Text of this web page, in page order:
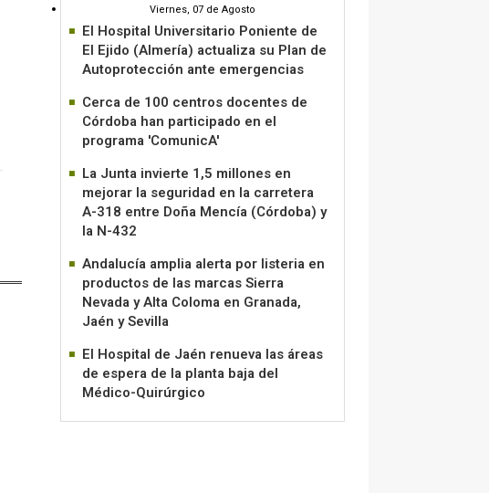
Viernes, 07 de Agosto
El Hospital Universitario Poniente de
El Ejido (Almería) actualiza su Plan de
Autoprotección ante emergencias
Cerca de 100 centros docentes de
Córdoba han participado en el
programa 'ComunicA'
La Junta invierte 1,5 millones en
mejorar la seguridad en la carretera
A-318 entre Doña Mencía (Córdoba) y
la N-432
Andalucía amplia alerta por listeria en
productos de las marcas Sierra
Nevada y Alta Coloma en Granada,
Jaén y Sevilla
El Hospital de Jaén renueva las áreas
de espera de la planta baja del
Médico-Quirúrgico